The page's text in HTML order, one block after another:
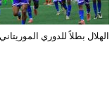
الهلال بطلاً للدوري الموريتاني